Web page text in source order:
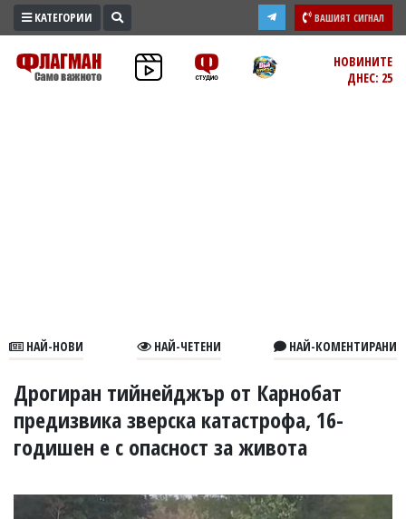
ПРОМО
ЗОНА
УКРАЙНА
СПОРТ
БИЗНЕС
КАТЕГОРИИ ВАШИЯТ СИГНАЛ
НОВИНИТЕ
ДНЕС: 25
НАЙ-НОВИ НАЙ-ЧЕТЕНИ НАЙ-КОМЕНТИРАНИ
Дрогиран тийнейджър от Карнобат
предизвика зверска катастрофа, 16-
годишен е с опасност за живота